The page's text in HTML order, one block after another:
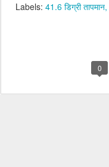
Labels: 41.6 डिग्री तापमान
0